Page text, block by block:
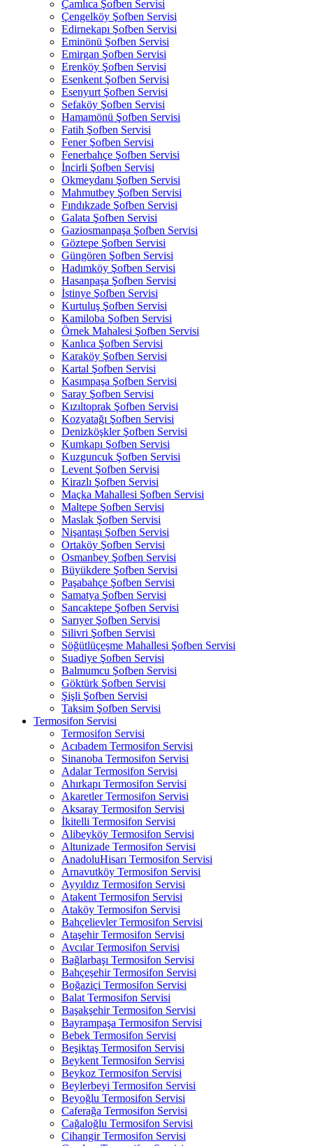
Çamlıca Şofben Servisi
Çengelköy Şofben Servisi
Edirnekapı Şofben Servisi
Eminönü Şofben Servisi
Emirgan Şofben Servisi
Erenköy Şofben Servisi
Esenkent Şofben Servisi
Esenyurt Şofben Servisi
Sefaköy Şofben Servisi
Hamamönü Şofben Servisi
Fatih Şofben Servisi
Fener Şofben Servisi
Fenerbahçe Şofben Servisi
İncirli Şofben Servisi
Okmeydanı Şofben Servisi
Mahmutbey Şofben Servisi
Fındıkzade Şofben Servisi
Galata Şofben Servisi
Gaziosmanpaşa Şofben Servisi
Göztepe Şofben Servisi
Güngören Şofben Servisi
Hadımköy Şofben Servisi
Hasanpaşa Şofben Servisi
İstinye Şofben Servisi
Kurtuluş Şofben Servisi
Kamiloba Şofben Servisi
Örnek Mahalesi Şofben Servisi
Kanlıca Şofben Servisi
Karaköy Şofben Servisi
Kartal Şofben Servisi
Kasımpaşa Şofben Servisi
Saray Şofben Servisi
Kızıltoprak Şofben Servisi
Kozyatağı Şofben Servisi
Denizköşkler Şofben Servisi
Kumkapı Şofben Servisi
Kuzguncuk Şofben Servisi
Levent Şofben Servisi
Kirazlı Şofben Servisi
Maçka Mahallesi Şofben Servisi
Maltepe Şofben Servisi
Maslak Şofben Servisi
Nişantaşı Şofben Servisi
Ortaköy Şofben Servisi
Osmanbey Şofben Servisi
Büyükdere Şofben Servisi
Paşabahçe Şofben Servisi
Samatya Şofben Servisi
Sancaktepe Şofben Servisi
Sarıyer Şofben Servisi
Silivri Şofben Servisi
Söğütlüçeşme Mahallesi Şofben Servisi
Suadiye Şofben Servisi
Balmumcu Şofben Servisi
Göktürk Şofben Servisi
Şişli Şofben Servisi
Taksim Şofben Servisi
Termosifon Servisi
Termosifon Servisi
Acıbadem Termosifon Servisi
Sinanoba Termosifon Servisi
Adalar Termosifon Servisi
Ahırkapı Termosifon Servisi
Akaretler Termosifon Servisi
Aksaray Termosifon Servisi
İkitelli Termosifon Servisi
Alibeyköy Termosifon Servisi
Altunizade Termosifon Servisi
AnadoluHisarı Termosifon Servisi
Arnavutköy Termosifon Servisi
Ayyıldız Termosifon Servisi
Atakent Termosifon Servisi
Ataköy Termosifon Servisi
Bahçelievler Termosifon Servisi
Ataşehir Termosifon Servisi
Avcılar Termosifon Servisi
Bağlarbaşı Termosifon Servisi
Bahçeşehir Termosifon Servisi
Boğaziçi Termosifon Servisi
Balat Termosifon Servisi
Başakşehir Termosifon Servisi
Bayrampaşa Termosifon Servisi
Bebek Termosifon Servisi
Beşiktaş Termosifon Servisi
Beykent Termosifon Servisi
Beykoz Termosifon Servisi
Beylerbeyi Termosifon Servisi
Beyoğlu Termosifon Servisi
Caferağa Termosifon Servisi
Cağaloğlu Termosifon Servisi
Cihangir Termosifon Servisi